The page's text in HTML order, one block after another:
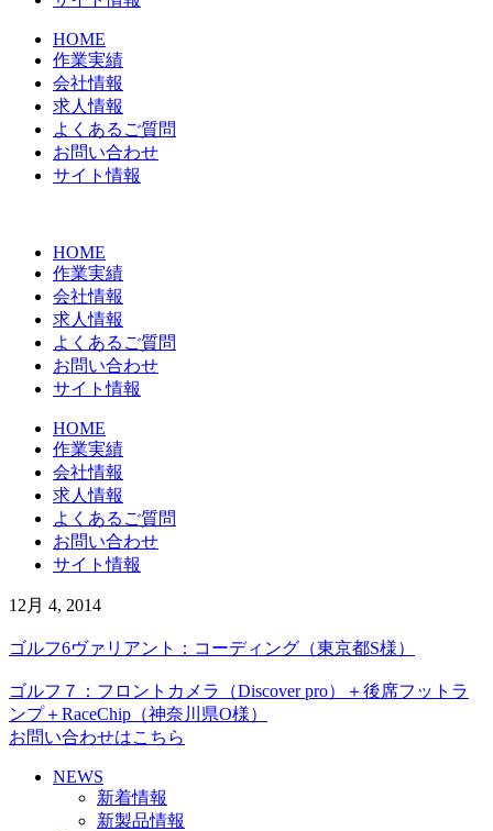
HOME
作業実績
会社情報
求人情報
よくあるご質問
お問い合わせ
サイト情報
HOME
作業実績
会社情報
求人情報
よくあるご質問
お問い合わせ
サイト情報
HOME
作業実績
会社情報
求人情報
よくあるご質問
お問い合わせ
サイト情報
12月 4, 2014
ゴルフ6ヴァリアント：コーディング（東京都S様）
ゴルフ７：フロントカメラ（Discover pro）＋後席フットラ
ンプ＋RaceChip（神奈川県O様）
お問い合わせはこちら
NEWS
新着情報
新製品情報